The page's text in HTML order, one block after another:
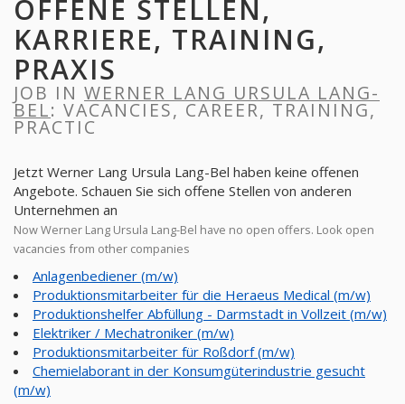
OFFENE STELLEN,
KARRIERE, TRAINING,
PRAXIS
JOB IN WERNER LANG URSULA LANG-
BEL: VACANCIES, CAREER, TRAINING,
PRACTIC
Jetzt Werner Lang Ursula Lang-Bel haben keine offenen
Angebote. Schauen Sie sich offene Stellen von anderen
Unternehmen an
Now Werner Lang Ursula Lang-Bel have no open offers. Look open
vacancies from other companies
Anlagenbediener (m/w)
Produktionsmitarbeiter für die Heraeus Medical (m/w)
Produktionshelfer Abfüllung - Darmstadt in Vollzeit (m/w)
Elektriker / Mechatroniker (m/w)
Produktionsmitarbeiter für Roßdorf (m/w)
Chemielaborant in der Konsumgüterindustrie gesucht
(m/w)